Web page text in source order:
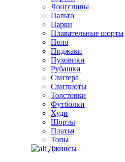
Лонгсливы
Пальто
Парки
Плавательные шорты
Поло
Пиджаки
Пуховики
Рубашки
Свитера
Свитшоты
Толстовки
Футболки
Худи
Шорты
Платья
Топы
Джинсы